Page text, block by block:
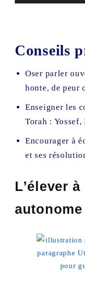
Conseils
Oser parler
honte, de peur
Enseigner les
Torah :
Encourager à
et ses
L’élever